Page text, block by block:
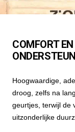
COMFORT
Hoogwaardige,
droog, zelfs na
geurtjes, terwijl de
uitzonderlijke